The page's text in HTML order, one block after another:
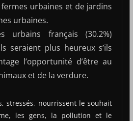
urbaines et de jardins
urbaines.
urbains français (30.2%)
seraient plus heureux s’ils
l’opportunité d’être au
et de la verdure.
stressés, nourrissent le souhait
les gens, la pollution et le